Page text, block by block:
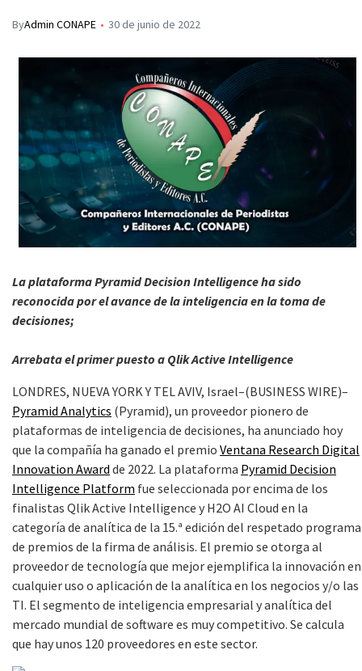
ByAdmin CONAPE 30 de junio de 2022
La plataforma Pyramid Decision Intelligence ha sido
reconocida por el avance de la inteligencia en la toma de
decisiones;
Arrebata el primer puesto a Qlik Active Intelligence
LONDRES, NUEVA YORK Y TEL AVIV, Israel–(BUSINESS WIRE)–
Pyramid Analytics (Pyramid), un proveedor pionero de
plataformas de inteligencia de decisiones, ha anunciado hoy
que la compañía ha ganado el premio Ventana Research Digital
Innovation Award de 2022. La plataforma Pyramid Decision
Intelligence Platform fue seleccionada por encima de los
finalistas Qlik Active Intelligence y H2O AI Cloud en la
categoría de analítica de la 15.ª edición del respetado programa
de premios de la firma de análisis. El premio se otorga al
proveedor de tecnología que mejor ejemplifica la innovación en
cualquier uso o aplicación de la analítica en los negocios y/o las
TI. El segmento de inteligencia empresarial y analítica del
mercado mundial de software es muy competitivo. Se calcula
que hay unos 120 proveedores en este sector.